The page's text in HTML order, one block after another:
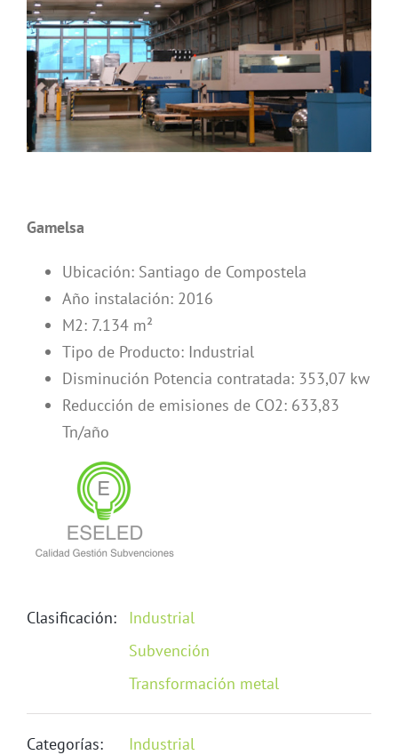
Gamelsa
Ubicación: Santiago de Compostela
Año instalación: 2016
M2: 7.134 m²
Tipo de Producto: Industrial
Disminución Potencia contratada: 353,07 kw
Reducción de emisiones de CO2: 633,83
Tn/año
Clasificación:
Industrial
Subvención
Transformación metal
Categorías:
Industrial